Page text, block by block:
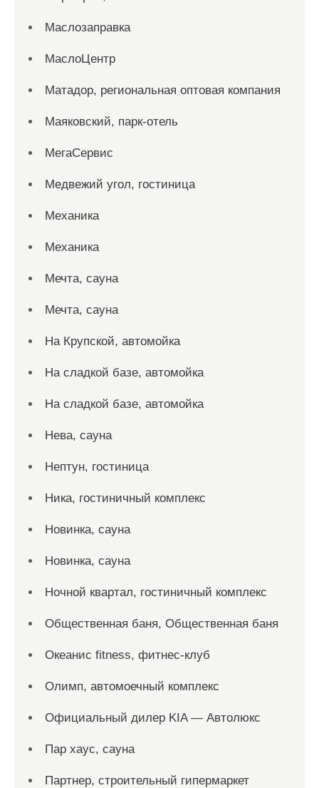
Маслозаправка
МаслоЦентр
Матадор, региональная оптовая компания
Маяковский, парк-отель
МегаСервис
Медвежий угол, гостиница
Механика
Механика
Мечта, сауна
Мечта, сауна
На Крупской, автомойка
На сладкой базе, автомойка
На сладкой базе, автомойка
Нева, сауна
Нептун, гостиница
Ника, гостиничный комплекс
Новинка, сауна
Новинка, сауна
Ночной квартал, гостиничный комплекс
Общественная баня, Общественная баня
Океанис fitness, фитнес-клуб
Олимп, автомоечный комплекс
Официальный дилер KIA — Автолюкс
Пар хаус, сауна
Партнер, строительный гипермаркет